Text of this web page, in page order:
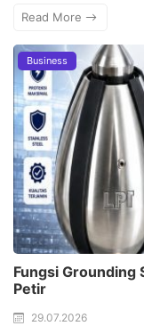
Read More
Business
Fungsi Grounding
Petir
29.07.2026